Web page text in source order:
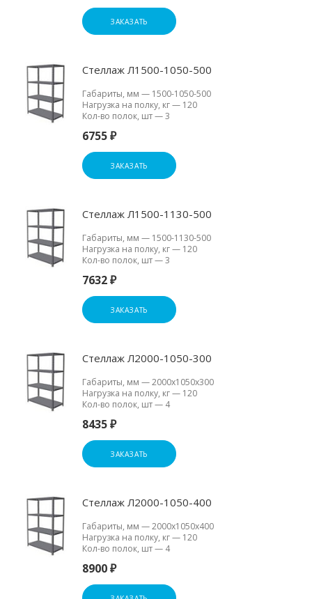
ЗАКАЗАТЬ
Стеллаж Л1500-1050-500
Габариты, мм — 1500-1050-500
Нагрузка на полку, кг— 120
Кол-во полок, шт—3
6755 ₽
ЗАКАЗАТЬ
Стеллаж Л1500-1130-500
Габариты, мм — 1500-1130-500
Нагрузка на полку, кг— 120
Кол-во полок, шт—3
7632 ₽
ЗАКАЗАТЬ
Стеллаж Л2000-1050-300
Габариты, мм —2000х1050х300
Нагрузка на полку, кг— 120
Кол-во полок, шт— 4
8435 ₽
ЗАКАЗАТЬ
Стеллаж Л2000-1050-400
Габариты, мм —2000х1050х400
Нагрузка на полку, кг— 120
Кол-во полок, шт— 4
8900 ₽